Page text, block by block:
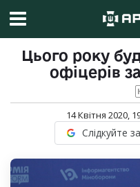
Цього року
офіцерів
14 Квітня 2020,
Слідкуйте